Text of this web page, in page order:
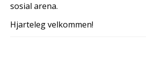
sosial arena.
Hjarteleg velkommen!